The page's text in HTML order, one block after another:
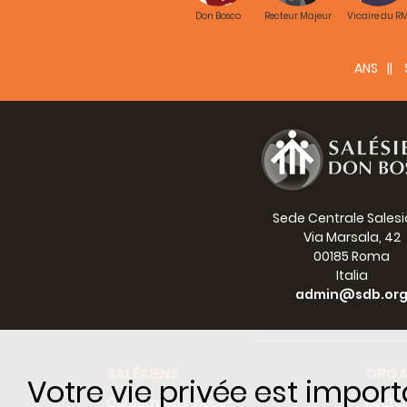
Votre vie privée est
Don Bosco Recteur Majeur Vicaire du RM
ANS
Sede Centrale
Via Marsala, 42
00185 Roma
Italia
admin@sdb.org
Qui sommes-nous?